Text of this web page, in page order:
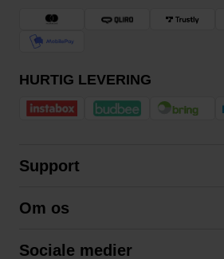
HURTIG LEVERING
Support
Betingelser
Om os
Sociale medier